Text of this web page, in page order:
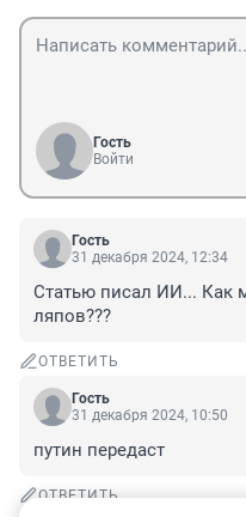
Гость
Войти
Гость
31 декабря 2024, 12:34
Статью писал ИИ... Как
ляпов???
ОТВЕТИТЬ
Гость
31 декабря 2024, 10:50
путин передаст
ОТВЕТИТЬ